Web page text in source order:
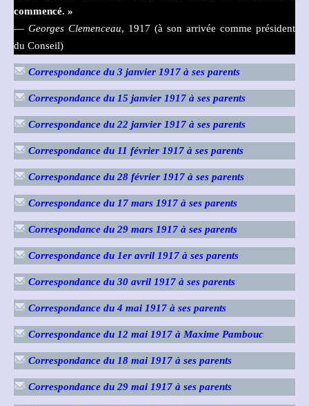
commencé. »
— Georges Clemenceau, 1917 (à son arrivée comme président
du Conseil)
Correspondance du 3 janvier 1917 à ses parents
Correspondance du 15 janvier 1917 à ses parents
Correspondance du 22 janvier 1917 à ses parents
Correspondance du 11 février 1917 à ses parents
Correspondance du 28 février 1917 à ses parents
Correspondance du 17 mars 1917 à ses parents
Correspondance du 29 mars 1917 à ses parents
Correspondance du 1er avril 1917 à ses parents
Correspondance du 30 avril 1917 à ses parents
Correspondance du 4 mai 1917 à ses parents
Correspondance du 12 mai 1917 à Maxime Pambouc
Correspondance du 18 mai 1917 à ses parents
Correspondance du 29 mai 1917 à ses parents